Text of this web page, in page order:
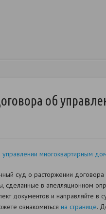
об
многоквартирным
суд о расторжении
сделанные в апелляционном
документов и направляйте в
ознакомиться на странице.